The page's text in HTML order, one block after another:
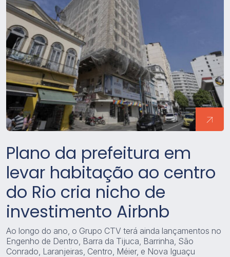
Plano da prefeitura em
levar habitação ao centro
do Rio cria nicho de
investimento Airbnb
Ao longo do ano, o Grupo CTV terá ainda lançamentos no
Engenho de Dentro, Barra da Tijuca, Barrinha, São
Conrado, Laranjeiras, Centro, Méier, e Nova Iguaçu